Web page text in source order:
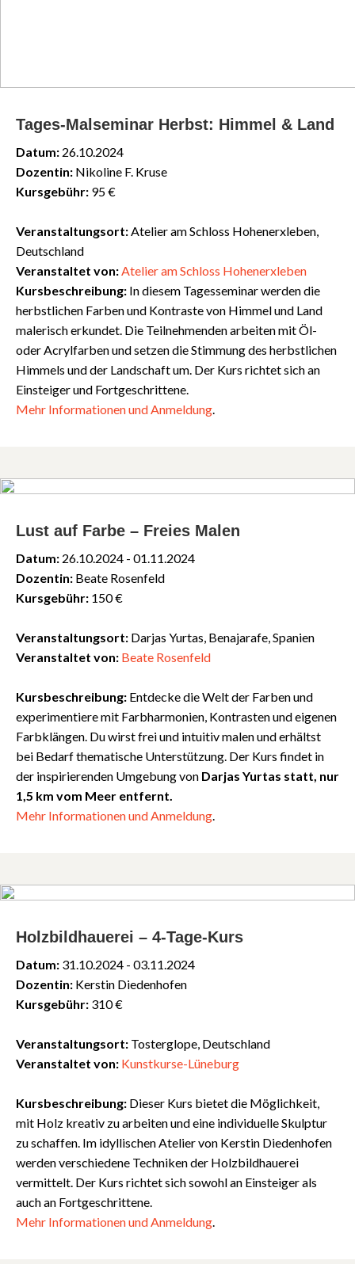
Tages-Malseminar Herbst: Himmel & Land
Datum: 26.10.2024
Dozentin: Nikoline F. Kruse
Kursgebühr: 95 €
Veranstaltungsort:Atelier am Schloss Hohenerxleben,
Deutschland
Veranstaltet von:Atelier am Schloss Hohenerxleben
Kursbeschreibung: In diesem Tagesseminar werden die
herbstlichen Farben und Kontraste von Himmel und Land
malerisch erkundet. Die Teilnehmenden arbeiten mit Öl-
oder Acrylfarben und setzen die Stimmung des herbstlichen
Himmels und der Landschaft um. Der Kurs richtet sich an
Einsteiger und Fortgeschrittene.
Mehr InformationenundAnmeldung.
Lust auf Farbe – Freies Malen
Datum: 26.10.2024 - 01.11.2024
Dozentin: Beate Rosenfeld
Kursgebühr: 150 €
Veranstaltungsort: Darjas Yurtas, Benajarafe, Spanien
Veranstaltet von: Beate Rosenfeld
Kursbeschreibung: Entdecke die Welt der Farben und
experimentiere mit Farbharmonien, Kontrasten und eigenen
Farbklängen. Du wirst frei und intuitiv malen und erhältst
bei Bedarf thematische Unterstützung. Der Kurs findet in
der inspirierenden Umgebung von Darjas Yurtas statt, nur
1,5 km vom Meer entfernt.
Mehr InformationenundAnmeldung.
Holzbildhauerei – 4-Tage-Kurs
Datum: 31.10.2024 - 03.11.2024
Dozentin: Kerstin Diedenhofen
Kursgebühr: 310 €
Veranstaltungsort: Tosterglope, Deutschland
Veranstaltet von: Kunstkurse-Lüneburg
Kursbeschreibung: Dieser Kurs bietet die Möglichkeit,
mit Holz kreativ zu arbeiten und eine individuelle Skulptur
zu schaffen. Im idyllischen Atelier von Kerstin Diedenhofen
werden verschiedene Techniken der Holzbildhauerei
vermittelt. Der Kurs richtet sich sowohl an Einsteiger als
auch an Fortgeschrittene.
Mehr InformationenundAnmeldung.